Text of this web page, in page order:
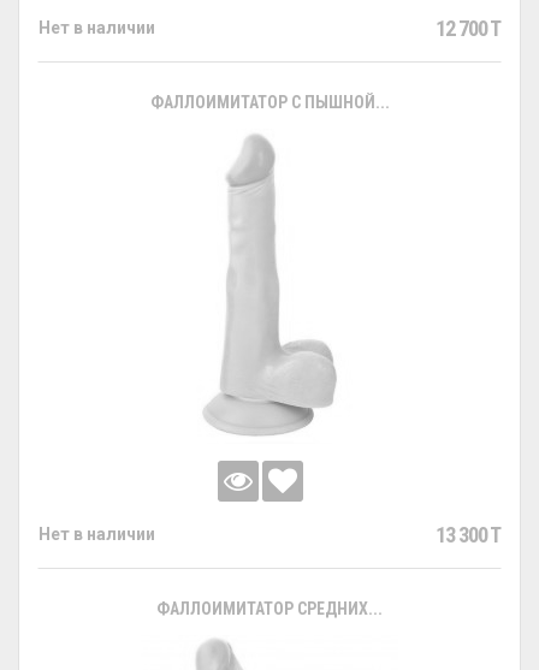
Нет в наличии 12 700 T
ФАЛЛОИМИТАТОР С ПЫШНОЙ...
Нет в наличии 13 300 T
ФАЛЛОИМИТАТОР СРЕДНИХ...